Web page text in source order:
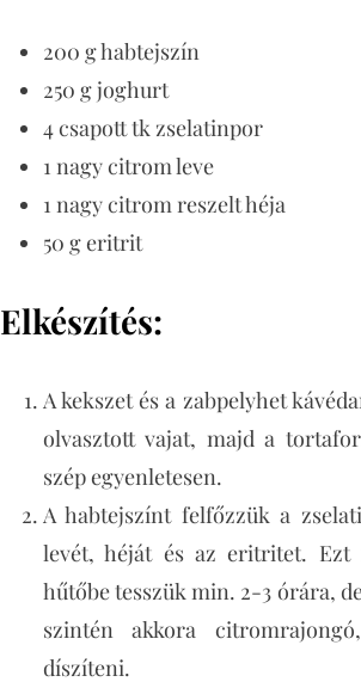
200 g habtejszín
250 g joghurt
4 csapott tk zselatinpor
1 nagy citrom leve
1 nagy citrom reszelt héja
50 g eritrit
Elkészítés:
A kekszet és a zabpelyhet
olvasztott vajat, majd a
szép egyenletesen.
A habtejszínt felfőzzük a
levét, héját és az eritritet. Ezt
hűtőbe tesszük min. 2-3 órára,
szintén akkora
díszíteni.